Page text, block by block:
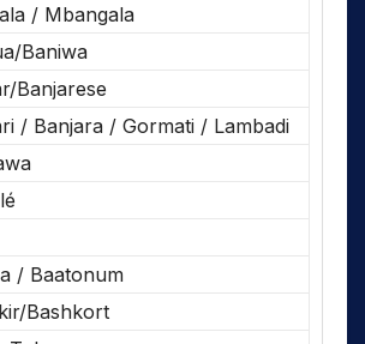
/ Mbangala
Baniwa
Banjarese
/ Banjara / Gormati / Lambadi
/ Baatonum
Bashkort